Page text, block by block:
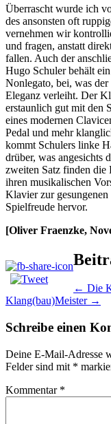
Überrascht wurde ich
des ansonsten oft
vernehmen wir
und fragen, anstatt
fallen. Auch der
Hugo Schuler behält
Nonlegato, bei, was
Eleganz verleiht. Der
erstaunlich gut mit den
eines modernen
Pedal und mehr
kommt Schulers linke
drüber, was angesichts
zweiten Satz finden die
ihren musikalischen
Klavier zur
Spielfreude hervor.
[Oliver Fraenzke,
← Die
Klang(bau)Meister →
Schreibe einen
Deine E-Mail-Adresse
Felder sind mit *
Kommentar *